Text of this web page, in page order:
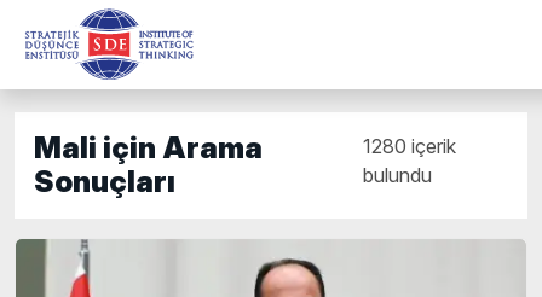
Mali için Arama
Sonuçları
1280 içerik
bulundu